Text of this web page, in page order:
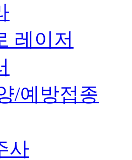
레이저
/예방접종
사